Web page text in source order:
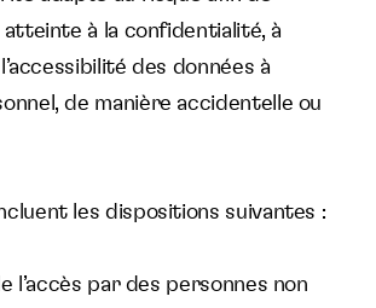
à la confidentialité, à
des données à
de manière accidentelle ou
les dispositions suivantes :
l’accès par des personnes non